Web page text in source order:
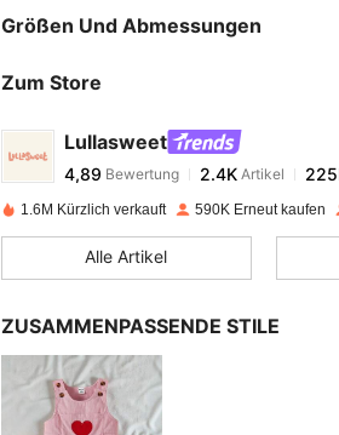
Größen Und Abmessungen
Zum Store
Lullasweet
4,89
4,89 Bewertung 2.4KArtikel
c***lbezahltVor 1 Tag
4,89
1.6M Kürzlich verkauft 590K Erneut kaufen
Alle Artikel
ZUSAMMENPASSENDE STILE